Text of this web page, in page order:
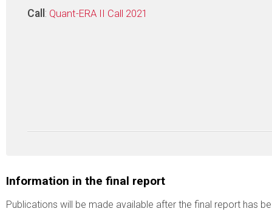
Call : Quant-ERA II Call 2021
Information in the final report
Publications will be made available after the final report has